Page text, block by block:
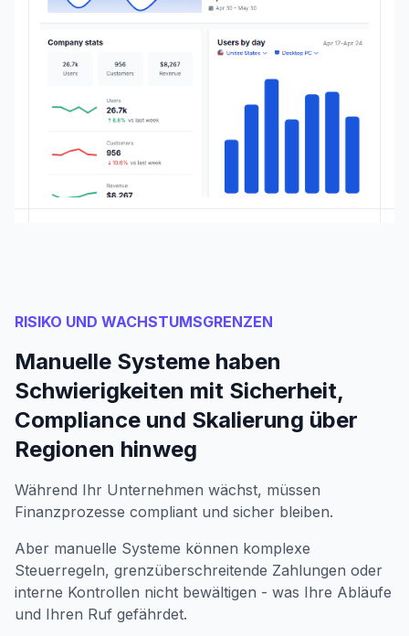
RISIKO UND WACHSTUMSGRENZEN
Manuelle Systeme haben
Schwierigkeiten mit Sicherheit,
Compliance und Skalierung über
Regionen hinweg
Während Ihr Unternehmen wächst, müssen
Finanzprozesse compliant und sicher bleiben.
Aber manuelle Systeme können komplexe
Steuerregeln, grenzüberschreitende Zahlungen oder
interne Kontrollen nicht bewältigen - was Ihre Abläufe
und Ihren Ruf gefährdet.